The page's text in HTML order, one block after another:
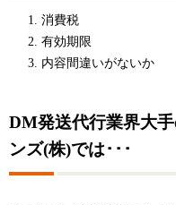
消費税
有効期限
内容間違いがないか
DM発送代行業界大
ンズ(株)では･･･